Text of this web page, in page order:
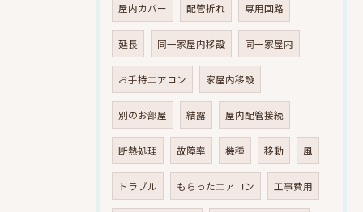
屋内カバー 配管折れ 専用回路
延長 同一家屋内移設 同一家屋内
お手持エアコン 家屋内移設
別のお部屋 結露 屋内配管接続
断熱処理 故障率 機種 移動 風
トラブル もらったエアコン 工事費用